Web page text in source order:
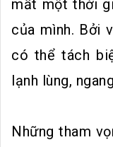
mất một thời
của mình. Bởi
có thể tách
lạnh lùng,
Những tham